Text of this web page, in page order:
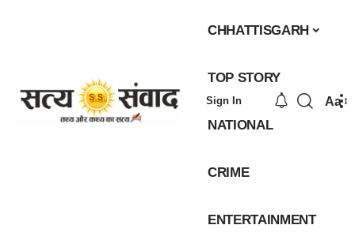
CHHATTISGARH
TOP STORY
NATIONAL
CRIME
ENTERTAINMENT
Sign In Aa